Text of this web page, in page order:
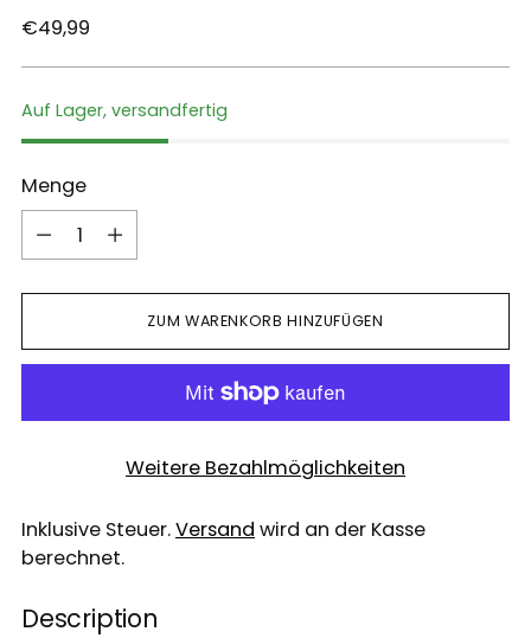
Regulärer
€49,99
Auf Lager, versandfertig
Menge
Menge
ZUM WARENKORB HINZUFÜGEN
Weitere Bezahlmöglichkeiten
Inklusive Steuer.Versand wird an der Kasse
berechnet.
Description